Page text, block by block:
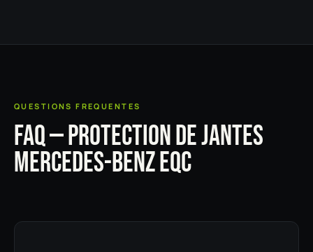
QUESTIONS FREQUENTES
FAQ — PROTECTION DE JANTES
MERCEDES-BENZ EQC